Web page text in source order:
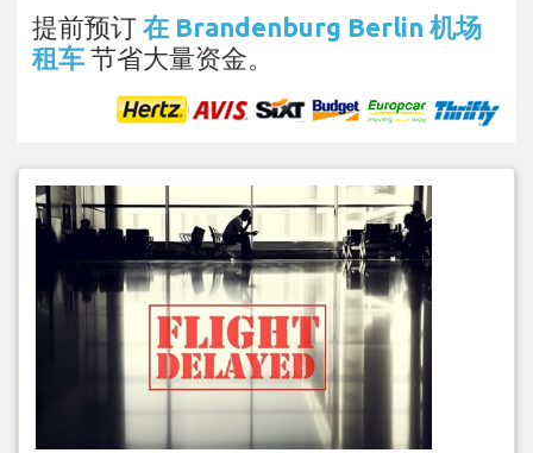
提前预订 在 Brandenburg Berlin 机场
租车 节省大量资金。